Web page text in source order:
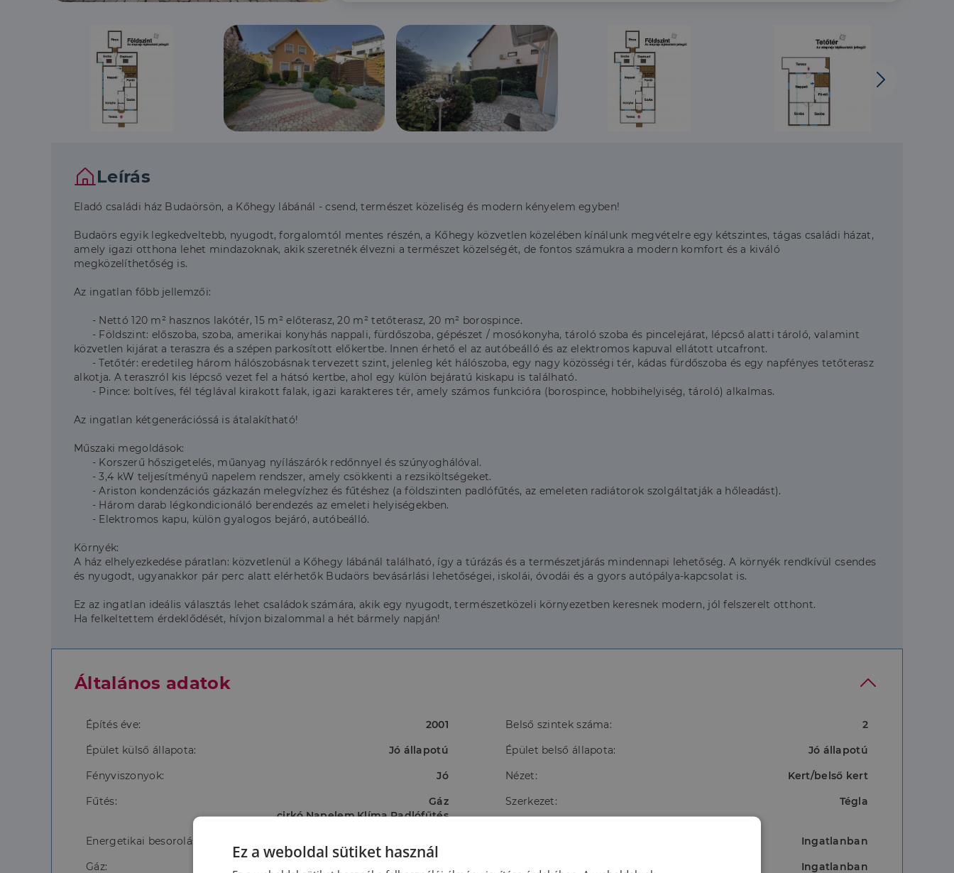
Leírás
Eladó családi ház Budaörsön, a Kőhegy lábánál - csend, természet közeliség és modern kényelem egyben!
Budaörs egyik legkedveltebb, nyugodt, forgalomtól mentes részén, a Kőhegy közvetlen közelében kínálunk megvételre egy kétszintes, tágas családi házat,
amely igazi otthona lehet mindazoknak, akik szeretnék élvezni a természet közelségét, de fontos számukra a modern komfort és a kiváló
megközelíthetőség is.
Az ingatlan főbb jellemzői:
- Nettó 120 m² hasznos lakótér, 15 m² előterasz, 20 m² tetőterasz, 20 m² borospince.
- Földszint: előszoba, szoba, amerikai konyhás nappali, fürdőszoba, gépészet / mosókonyha, tároló szoba és pincelejárat, lépcső alatti tároló, valamint
közvetlen kijárat a teraszra és a szépen parkosított előkertbe. Innen érhető el az autóbeálló és az elektromos kapuval ellátott utcafront.
- Tetőtér: eredetileg három hálószobásnak tervezett szint, jelenleg két hálószoba, egy nagy közösségi tér, kádas fürdőszoba és egy napfényes tetőterasz
alkotja. A teraszról kis lépcső vezet fel a hátsó kertbe, ahol egy külön bejáratú kiskapu is található.
- Pince: boltíves, fél téglával kirakott falak, igazi karakteres tér, amely számos funkcióra (borospince, hobbihelyiség, tároló) alkalmas.
Az ingatlan kétgenerációssá is átalakítható!
Műszaki megoldások:
- Korszerű hőszigetelés, műanyag nyílászárók redőnnyel és szúnyoghálóval.
- 3,4 kW teljesítményű napelem rendszer, amely csökkenti a rezsiköltségeket.
- Ariston kondenzációs gázkazán melegvízhez és fűtéshez (a földszinten padlófűtés, az emeleten radiátorok szolgáltatják a hőleadást).
- Három darab légkondicionáló berendezés az emeleti helyiségekben.
- Elektromos kapu, külön gyalogos bejáró, autóbeálló.
Környék:
A ház elhelyezkedése páratlan: közvetlenül a Kőhegy lábánál található, így a túrázás és a természetjárás mindennapi lehetőség. A környék rendkívül csendes
és nyugodt, ugyanakkor pár perc alatt elérhetők Budaörs bevásárlási lehetőségei, iskolái, óvodái és a gyors autópálya-kapcsolat is.
Ez az ingatlan ideális választás lehet családok számára, akik egy nyugodt, természetközeli környezetben keresnek modern, jól felszerelt otthont.
Ha felkeltettem érdeklődését, hívjon bizalommal a hét bármely napján!
Általános adatok
Építés éve: 2001 Belső szintek száma:
2
Épület külső állapota:
Jó állapotú Épület belső állapota:
Jó állapotú
Fényviszonyok:
Jó Nézet:
Kert/belső kert
Fűtés:
Gáz
cirkó,Napelem,Klíma,Padlófűtés
Szerkezet: Tégla
Energetikai besorolás:
Ingatlanban
Gáz:
Ingatlanban
Ez a weboldal sütiket használ